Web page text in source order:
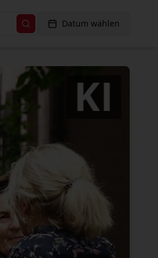
Datum wählen